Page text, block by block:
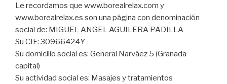
Le recordamos que www.borealrelax.com y
www.borealrelax.es son una página con denominación
social de: MIGUEL ANGEL AGUILERA PADILLA
Su CIF: 30966424Y
Su domicilio social es: General Narváez 5 (Granada
capital)
Su actividad social es: Masajes y tratamientos